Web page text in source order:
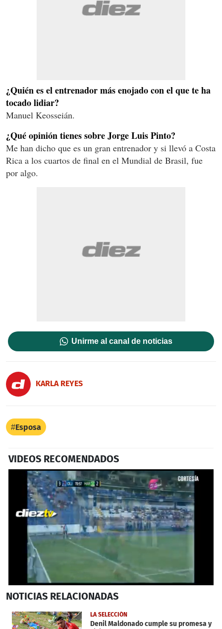
¿Quién es el entrenador más enojado con el que te ha
tocado lidiar?
Manuel Keosseián.
¿Qué opinión tienes sobre Jorge Luis Pinto?
Me han dicho que es un gran entrenador y si llevó a Costa
Rica a los cuartos de final en el Mundial de Brasil, fue
por algo.
Unirme al canal de noticias
KARLA REYES
Esposa
VIDEOS RECOMENDADOS
seconds
36
seconds
NOTICIAS RELACIONADAS
LA SELECCIÓN
Denil Maldonado cumple su promesa y